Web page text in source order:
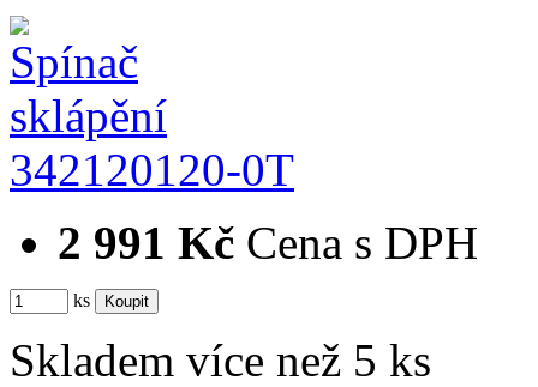
342120120-0T
2 991 Kč Cena s DPH
ks
Skladem více než 5 ks